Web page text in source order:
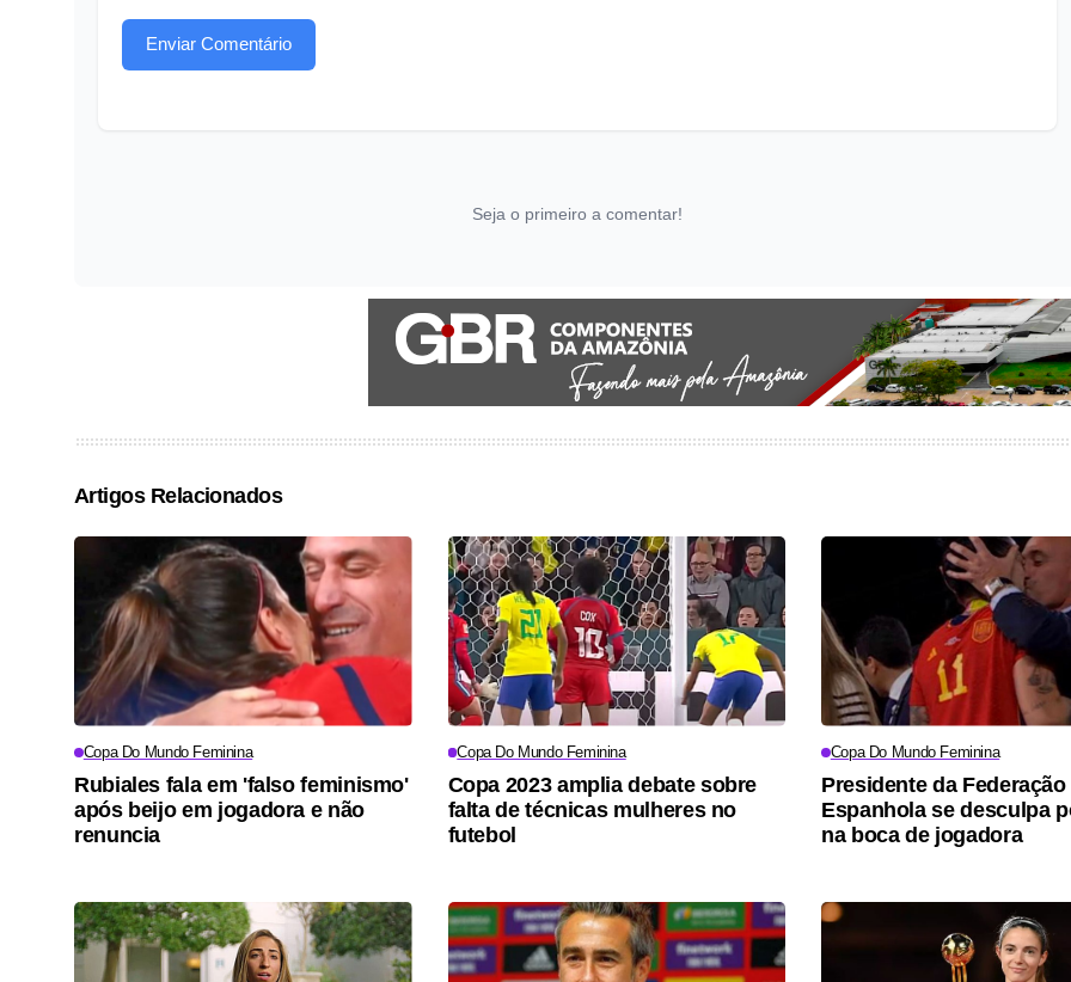
Enviar Comentário
Seja o primeiro a comentar!
Artigos Relacionados
Copa Do Mundo Feminina
Rubiales fala em 'falso feminismo'
após beijo em jogadora e não
renuncia
Copa Do Mundo Feminina
Copa 2023 amplia debate sobre
falta de técnicas mulheres no
futebol
Copa Do Mundo Feminina
Presidente da Federação
Espanhola se desculpa
na boca de jogadora